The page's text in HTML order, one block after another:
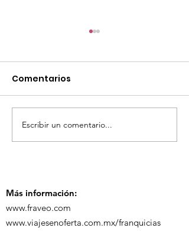
TourTravelynByFraveo
participó en la
Comentarios
Escribir un comentario...
Más información:
www.fraveo.com
www.viajesenoferta.com.mx/franquicias